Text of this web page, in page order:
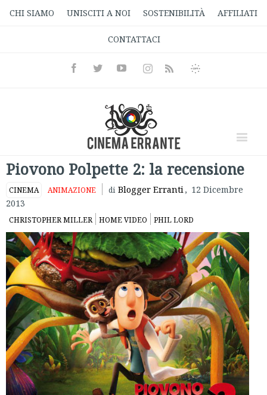
CHI SIAMO UNISCITI A NOI SOSTENIBILITÀ AFFILIATI
CONTATTACI
FacebookTwitterYoutubeInstagramRss
Informativa
Piovono Polpette 2: la recensione
CINEMA ANIMAZIONE di Blogger Erranti, 12 Dicembre
2013
CHRISTOPHER MILLER HOME VIDEO PHIL LORD